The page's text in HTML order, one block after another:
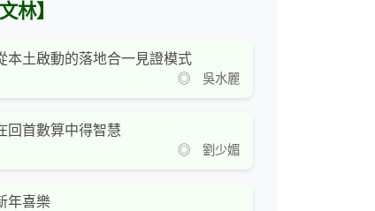
文林】
本土啟動的落地合一見證模式
◎ 吳水麗
回首數算中得智慧
◎ 劉少媚
年喜樂